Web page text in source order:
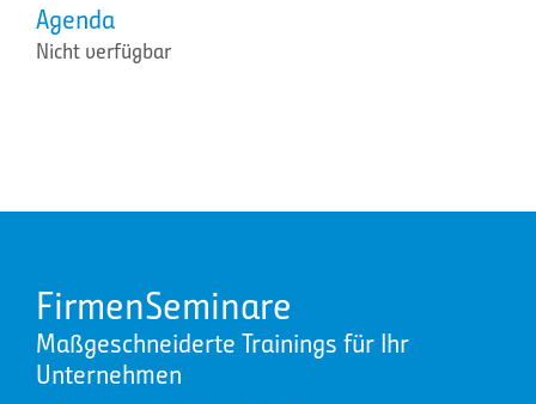
Agenda
Nicht verfügbar
FirmenSeminare
Maßgeschneiderte Trainings für Ihr
Unternehmen